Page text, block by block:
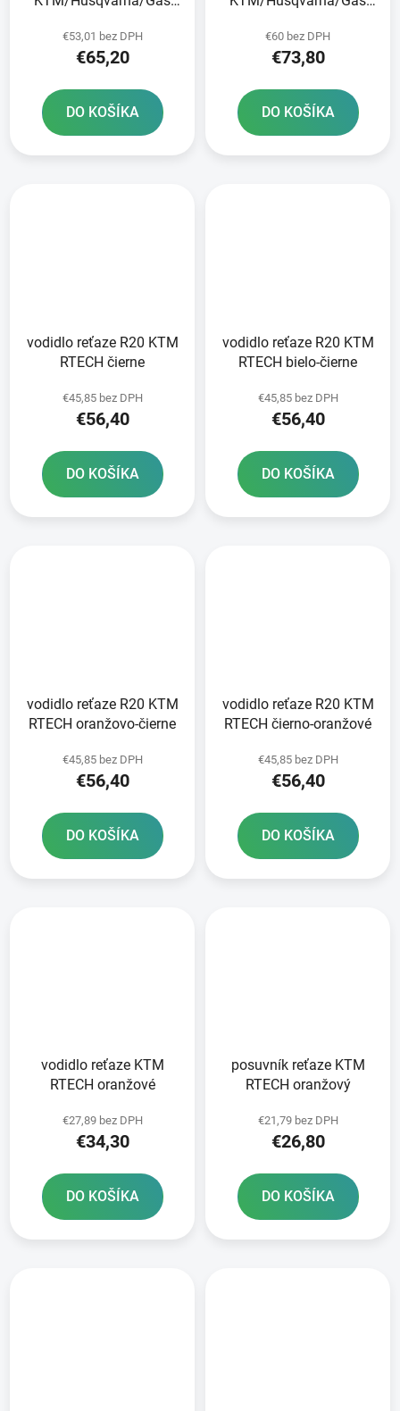
€53,01 bez DPH
€65,20
DO KOŠÍKA
€60 bez DPH
€73,80
DO KOŠÍKA
vodidlo reťaze R20 KTM
RTECH čierne
€45,85 bez DPH
€56,40
DO KOŠÍKA
vodidlo reťaze R20 KTM
RTECH bielo-čierne
€45,85 bez DPH
€56,40
DO KOŠÍKA
vodidlo reťaze R20 KTM
RTECH oranžovo-čierne
€45,85 bez DPH
€56,40
DO KOŠÍKA
vodidlo reťaze R20 KTM
RTECH čierno-oranžové
€45,85 bez DPH
€56,40
DO KOŠÍKA
vodidlo reťaze KTM
RTECH oranžové
€27,89 bez DPH
€34,30
DO KOŠÍKA
posuvník reťaze KTM
RTECH oranžový
€21,79 bez DPH
€26,80
DO KOŠÍKA